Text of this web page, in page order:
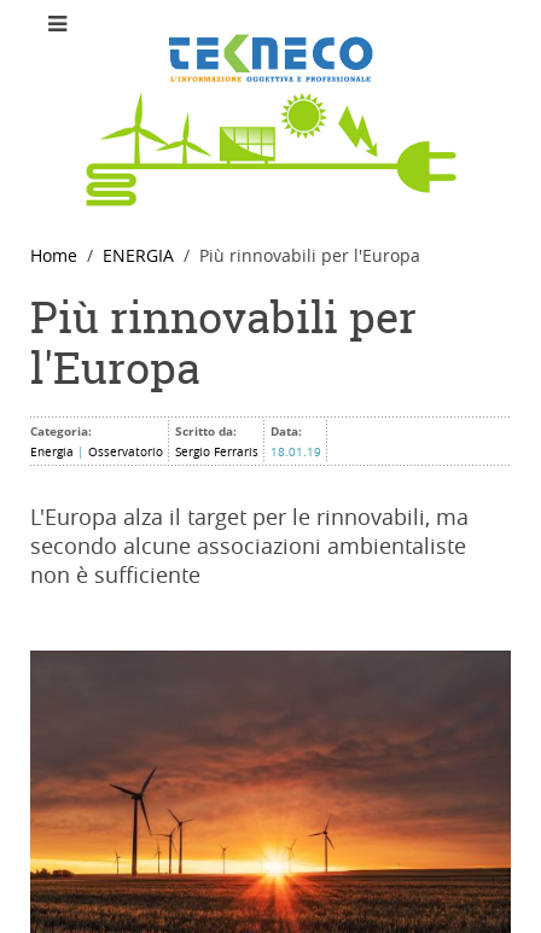
Home ENERGIA Più rinnovabili per l'Europa
Più rinnovabili per
l'Europa
Categoria:
Energia Osservatorio
Scritto da:
Sergio Ferraris
Data:
18.01.19
L'Europa alza il target per le rinnovabili, ma
secondo alcune associazioni ambientaliste
non è sufficiente